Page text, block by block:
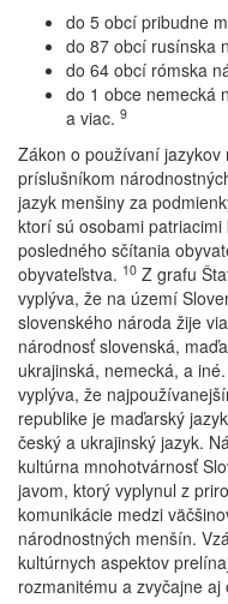
do 5 obcí pribudne
do 87 obcí rusínska
do 64 obcí rómska
do 1 obce nemecká
a viac. 9
Zákon o používaní
príslušníkom
jazyk menšiny za
ktorí sú osobami
posledného sčítania
obyvateľstva. 10 Z grafu
vyplýva, že na území
slovenského národa žije
národnosť slovenská,
ukrajinská, nemecká, a
vyplýva, že
republike je maďarský
český a ukrajinský jazyk.
kultúrna mnohotvárnosť
javom, ktorý vyplynul z
komunikácie medzi
národnostných menšín.
kultúrnych aspektov
rozmanitému a zvyčajne